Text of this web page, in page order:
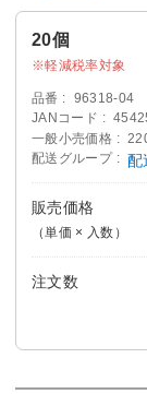
20個
軽減税率対象
品番
96318-04
JANコード
一般小売価格
配送グループ
配
販売価格
（単価 × 入数）
注文数